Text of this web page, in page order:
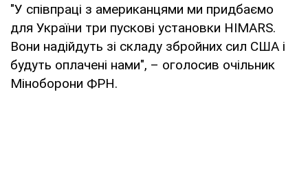
"У співпраці з американцями ми придбаємо
для України три пускові установки HIMARS.
Вони надійдуть зі складу збройних сил США і
будуть оплачені нами", – оголосив очільник
Міноборони ФРН.